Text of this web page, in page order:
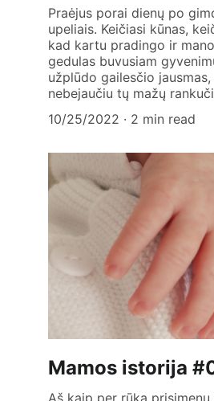
Praėjus porai dienų po
upeliais. Keičiasi kūnas,
kad kartu pradingo ir
gedulas buvusiam
užplūdo gailesčio
nebejaučiu tų mažų
10/25/2022
2 min read
Mamos istorija
Aš kaip per rūką